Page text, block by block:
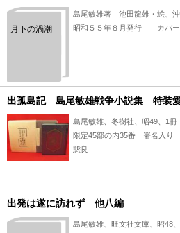
月下の渦潮
島尾敏雄著 池田龍雄・絵、
昭和５５年８月発行 カバ
出孤島記 島尾敏雄戦争小説集 特装
島尾敏雄、冬樹社、昭49、1冊
限定45部の内35番 署名入
態良
出発は遂に訪れず 他八編
島尾敏雄、旺文社文庫、昭48